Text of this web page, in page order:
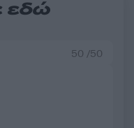
εδώ
50 /50